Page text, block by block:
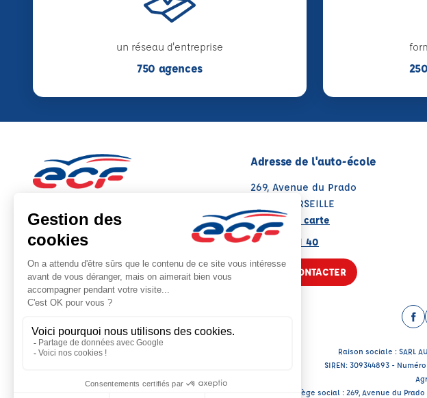
un réseau d'entreprise
750 agences
Adresse de l'auto-école
269, Avenue du Prado
13008 MARSEILLE
Voir sur la carte
04 91 79 11 40
NOUS CONTACTER
Raison sociale : SARL
SIREN: 309344893 -
Siège social : 269, Avenue du